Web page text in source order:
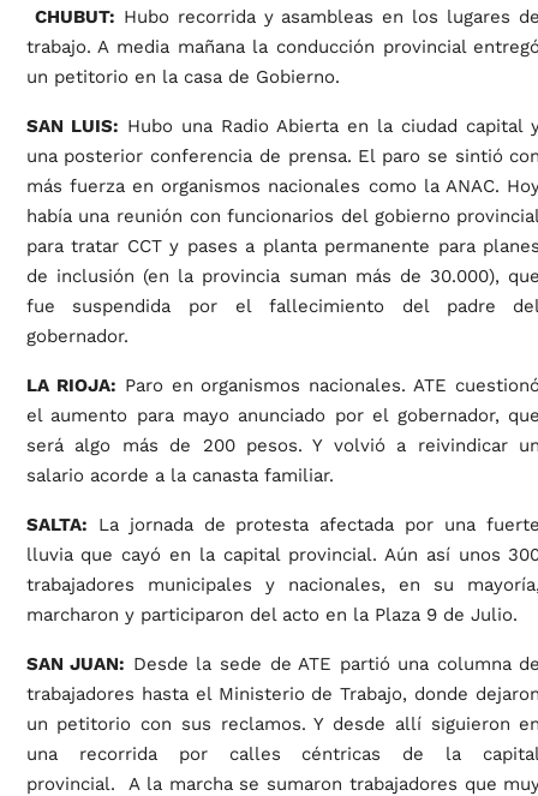
CHUBUT: Hubo recorrida y asambleas en los lugares
trabajo. A media mañana la conducción provincial
un petitorio en la casa de Gobierno.
SAN LUIS: Hubo una Radio Abierta en la ciudad capital
una posterior conferencia de prensa. El paro se sintió
más fuerza en organismos nacionales como la ANAC.
había una reunión con funcionarios del gobierno
para tratar CCT y pases a planta permanente para
de inclusión (en la provincia suman más de 30.000),
fue suspendida por el fallecimiento del padre
gobernador.
LA RIOJA: Paro en organismos nacionales. ATE
el aumento para mayo anunciado por el gobernador,
será algo más de 200 pesos. Y volvió a reivindicar
salario acorde a la canasta familiar.
SALTA: La jornada de protesta afectada por una
lluvia que cayó en la capital provincial. Aún así unos
trabajadores municipales y nacionales, en su
marcharon y participaron del acto en la Plaza 9 de Julio.
SAN JUAN: Desde la sede de ATE partió una columna
trabajadores hasta el Ministerio de Trabajo, donde
un petitorio con sus reclamos. Y desde allí siguieron
una recorrida por calles céntricas de la
provincial. A la marcha se sumaron trabajadores que